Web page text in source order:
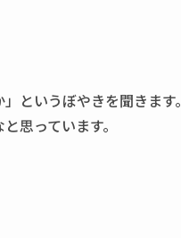
というぼやきを聞きます。
思っています。